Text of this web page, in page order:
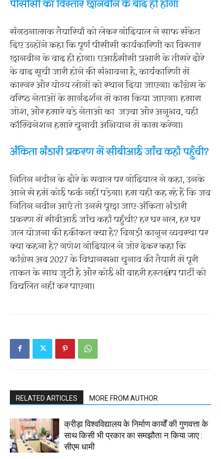
पीसीसी का विस्तार छानबीन के बाद ही होगा
संगठनात्मक तैयारियाँ को लेकर गोदियाल ने साफ संकेत
दिए उन्होंने कहा कि पूर्ण पीसीसी कार्यकारिणी का विस्तार
छानबीन के बाद ही होगा। एआईसीसी प्रभारी के तीसरे दौरे
के बाद सूची जारी होने की संभावना है, कार्यकारिणी में
कारगर और योग्य लोगों को स्थान दिया जाएगा। कांग्रेस के
वरिष्ठ नेताओं के मार्गदर्शन में काम किया जाएगा। हमारा
जोश, और हमारे बड़े नेताओ का जज़्बा और अनुभव, यही
कॉम्बिनेशन हमारे चुनावी अभियान में काम करेगा।
अंकिता भंडारी प्रकरण में सीबीआई जांच कहाँ पहुँची?
नितिन नवीन के दौरे के सवाल पर गोदियाल ने कहा, उनके
आने से हमें कोई फर्क नहीं पड़ेगा। हम यही कह रहे हैं कि जब
नितिन नवीन आएं तो उनसे पूछा जाए-अंकिता भंडारी
प्रकरण में सीबीआई जांच कहाँ पहुँची? हर घर नल, हर घर
जल योजना की हकीकत क्या है? बिगड़ी कानून व्यवस्था पर
क्या कहना है? गणेश गोदियाल ने जोर देकर कहा कि
कांग्रेस अब 2027 के विधानसभा चुनाव की तैयारी में पूरी
ताकत के साथ जुटी है और कोई भी बाहरी हस्तक्षेप पार्टी को
विचलित नहीं कर पाएगा।
RELATED ARTICLES MORE FROM AUTHOR
क्रीड़ा विश्वविद्यालय के निर्माण कार्यों की गुणवत्ता के
साथ किसी भी प्रकार का समझौता न किया जाए :
सीएम धामी